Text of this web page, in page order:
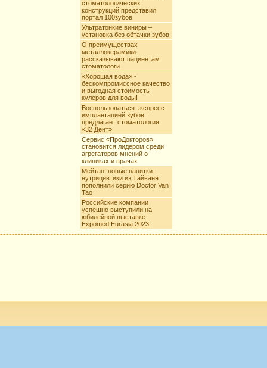
стоматологических
конструкций представил
портал 100зубов
Ультратонкие виниры –
установка без обтачки зубов
О преимуществах
металлокерамики
рассказывают пациентам
стоматологи
«Хорошая вода» -
бескомпромиссное качество
и выгодная стоимость
кулеров для воды!
Воспользоваться экспресс-
имплантацией зубов
предлагает стоматология
«32 Дент»
Сервис «ПроДокторов»
становится лидером среди
агрегаторов мнений о
клиниках и врачах
Мейтан: новые напитки-
нутрицевтики из Тайваня
пополнили серию Doctor Van
Tao
Российские компании
успешно выступили на
юбилейной выставке
Expomed Eurasia 2023